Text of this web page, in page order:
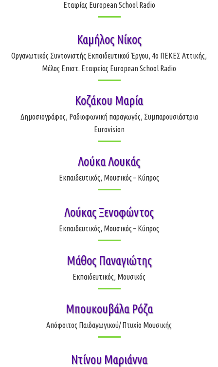
Εταιρίας European School Radio
Καμήλος Νίκος
Οργανωτικός Συντονιστής Εκπαιδευτικού Έργου, 4ο ΠΕΚΕΣ Αττικής,
Μέλος Επιστ. Εταιρείας European School Radio
Κοζάκου Μαρία
Δημοσιογράφος, Ραδιοφωνική παραγωγός, Συμπαρουσιάστρια
Eurovision
Λούκα Λουκάς
Εκπαιδευτικός, Μουσικός – Κύπρος
Λούκας Ξενοφώντος
Εκπαιδευτικός, Μουσικός – Κύπρος
Μάθος Παναγιώτης
Εκπαιδευτικός, Μουσικός
Μπουκουβάλα Ρόζα
Απόφοιτος Παιδαγωγικού/ Πτυχίο Μουσικής
Ντίνου Μαριάννα